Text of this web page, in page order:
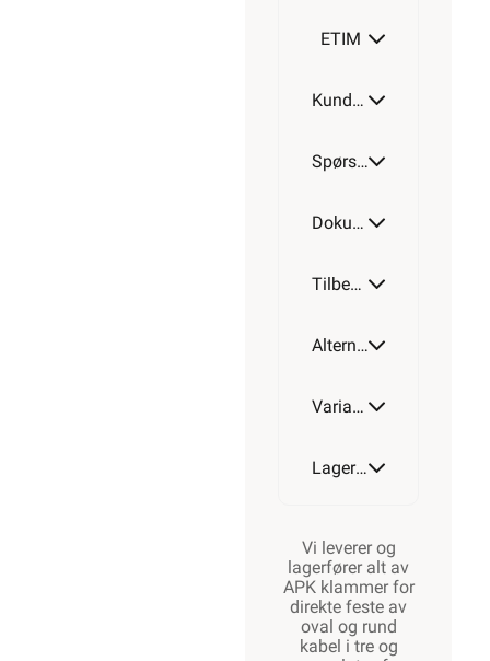
ETIM
Kundeomtale
Spørsmål og svar
Dokumentasjon
Tilbehør
Alternative artikler
Varianter av artikkel
Lagerstatus
Vi leverer og
lagerfører alt av
APK klammer for
direkte feste av
oval og rund
kabel i tre og